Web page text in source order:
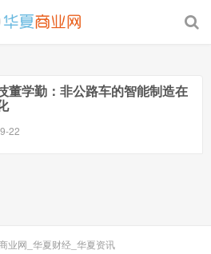
董学勤：非公路车的智能制造在
22
业网_华夏财经_华夏资讯